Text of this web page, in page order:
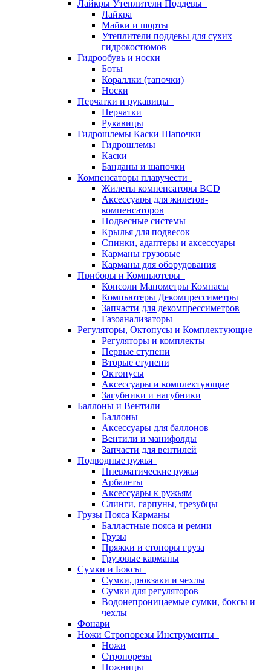
Лайкры Утеплители Поддевы
Лайкра
Майки и шорты
Утеплители поддевы для сухих
гидрокостюмов
Гидрообувь и носки
Боты
Кораллки (тапочки)
Носки
Перчатки и рукавицы
Перчатки
Рукавицы
Гидрошлемы Каски Шапочки
Гидрошлемы
Каски
Банданы и шапочки
Компенсаторы плавучести
Жилеты компенсаторы BCD
Аксессуары для жилетов-
компенсаторов
Подвесные системы
Крылья для подвесок
Спинки, адаптеры и аксессуары
Карманы грузовые
Карманы для оборудования
Приборы и Компьютеры
Консоли Манометры Компасы
Компьютеры Декомпрессиметры
Запчасти для декомпрессиметров
Газоанализаторы
Регуляторы, Октопусы и Комплектующие
Регуляторы и комплекты
Первые ступени
Вторые ступени
Октопусы
Аксессуары и комплектующие
Загубники и нагубники
Баллоны и Вентили
Баллоны
Аксессуары для баллонов
Вентили и манифолды
Запчасти для вентилей
Подводные ружья
Пневматические ружья
Арбалеты
Аксессуары к ружьям
Слинги, гарпуны, трезубцы
Грузы Пояса Карманы
Балластные пояса и ремни
Грузы
Пряжки и стопоры груза
Грузовые карманы
Сумки и Боксы
Сумки, рюкзаки и чехлы
Сумки для регуляторов
Водонепроницаемые сумки, боксы и
чехлы
Фонари
Ножи Стропорезы Инструменты
Ножи
Стропорезы
Ножницы